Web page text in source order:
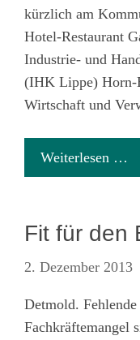
kürzlich am
Hotel-Restaurant
Industrie- und
(IHK Lippe) Horn-
Wirtschaft und
Weiterlesen …
Fit für den
2. Dezember 2013
Detmold.
Fachkräftemangel